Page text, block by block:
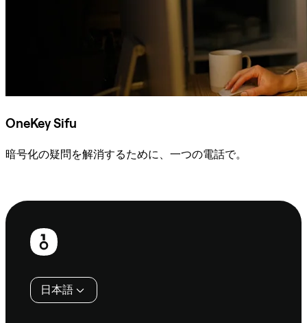
OneKey Sifu
暗号化の疑問を解消するために、一つの電話で。
フ
日本語